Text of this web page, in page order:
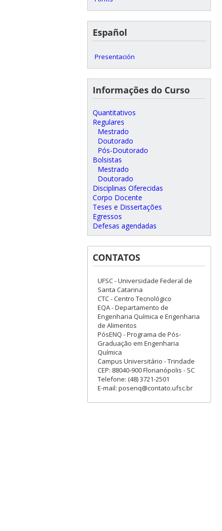
Español
Presentación
Informações do Curso
Quantitativos
Regulares
Mestrado
Doutorado
Pós-Doutorado
Bolsistas
Mestrado
Doutorado
Disciplinas Oferecidas
Corpo Docente
Teses e Dissertações
Egressos
Defesas agendadas
CONTATOS
UFSC - Universidade Federal de
Santa Catarina
CTC - Centro Tecnológico
EQA - Departamento de
Engenharia Química e Engenharia
de Alimentos
PósENQ - Programa de Pós-
Graduação em Engenharia
Química
Campus Universitário - Trindade
CEP: 88040-900 Florianópolis - SC
Telefone: (48) 3721-2501
E-mail: posenq@contato.ufsc.br